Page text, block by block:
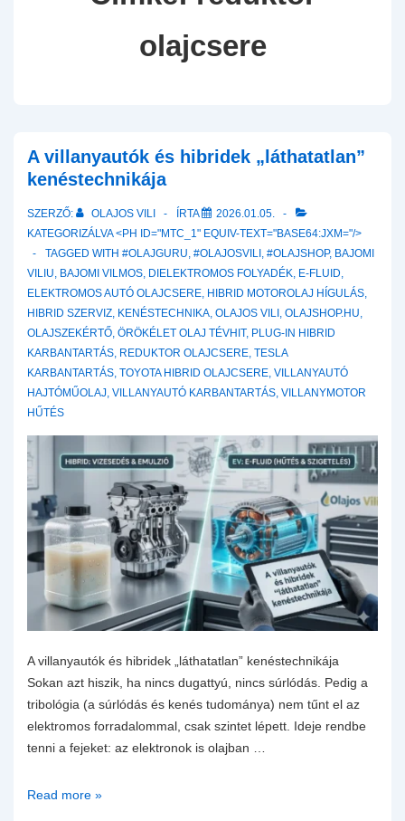
olajcsere
A villanyautók és hibridek „láthatatlan”
kenéstechnikája
SZERZŐ: OLAJOS VILI ÍRTA
2026.01.05.
KATEGORIZÁLVA <PH ID="MTC_1" EQUIV-TEXT="BASE64:JXM="/>
TAGGED WITH #OLAJGURU, #OLAJOSVILI , #OLAJSHOP, BAJOMI
VILIU, BAJOMI VILMOS, DIELEKTROMOS FOLYADÉK, E-FLUID,
ELEKTROMOS AUTÓ OLAJCSERE, HIBRID MOTOROLAJ HÍGULÁS,
HIBRID SZERVIZ, KENÉSTECHNIKA, OLAJOS VILI , OLAJSHOP.HU,
OLAJSZEKÉRTŐ, ÖRÖKÉLET OLAJ TÉVHIT, PLUG-IN HIBRID
KARBANTARTÁS, REDUKTOR OLAJCSERE, TESLA
KARBANTARTÁS, TOYOTA HIBRID OLAJCSERE, VILLANYAUTÓ
HAJTÓMŰOLAJ, VILLANYAUTÓ KARBANTARTÁS, VILLANYMOTOR
HŰTÉS
A villanyautók és hibridek „láthatatlan” kenéstechnikája
Sokan azt hiszik, ha nincs dugattyú, nincs súrlódás. Pedig a
tribológia (a súrlódás és kenés tudománya) nem tűnt el az
elektromos forradalommal, csak szintet lépett. Ideje rendbe
tenni a fejeket: az elektronok is olajban …
A
Read more »